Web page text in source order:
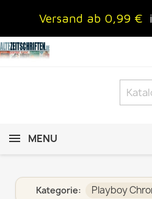
Versand ab 0,99 €
MENU
Kategorie: Playboy